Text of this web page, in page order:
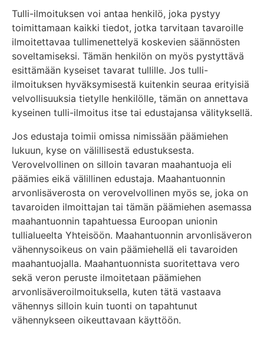
Tulli-ilmoituksen voi antaa henkilö, joka pystyy
toimittamaan kaikki tiedot, jotka tarvitaan tavaroille
ilmoitettavaa tullimenettelyä koskevien säännösten
soveltamiseksi. Tämän henkilön on myös pystyttävä
esittämään kyseiset tavarat tullille. Jos tulli-
ilmoituksen hyväksymisestä kuitenkin seuraa erityisiä
velvollisuuksia tietylle henkilölle, tämän on annettava
kyseinen tulli-ilmoitus itse tai edustajansa välityksellä.
Jos edustaja toimii omissa nimissään päämiehen
lukuun, kyse on välillisestä edustuksesta.
Verovelvollinen on silloin tavaran maahantuoja eli
päämies eikä välillinen edustaja. Maahantuonnin
arvonlisäverosta on verovelvollinen myös se, joka on
tavaroiden ilmoittajan tai tämän päämiehen asemassa
maahantuonnin tapahtuessa Euroopan unionin
tullialueelta Yhteisöön. Maahantuonnin arvonlisäveron
vähennysoikeus on vain päämiehellä eli tavaroiden
maahantuojalla. Maahantuonnista suoritettava vero
sekä veron peruste ilmoitetaan päämiehen
arvonlisäveroilmoituksella, kuten tätä vastaava
vähennys silloin kuin tuonti on tapahtunut
vähennykseen oikeuttavaan käyttöön.